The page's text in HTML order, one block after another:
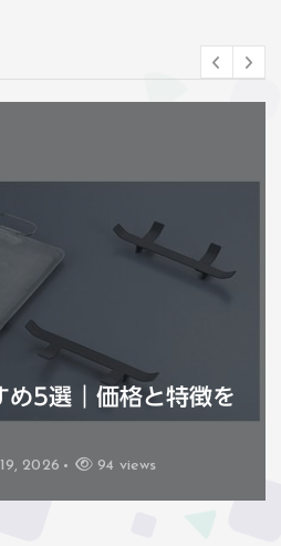
め5選｜価格と特徴を
2026 94 views